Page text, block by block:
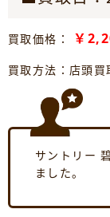
買取価格： ￥
買取方法：店頭買
サントリー
ました。